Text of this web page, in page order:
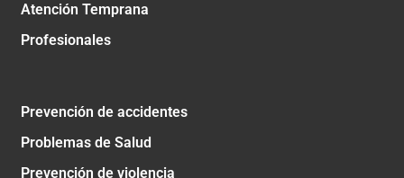
Atención Temprana
Profesionales
Prevención de accidentes
Problemas de Salud
Prevención de violencia